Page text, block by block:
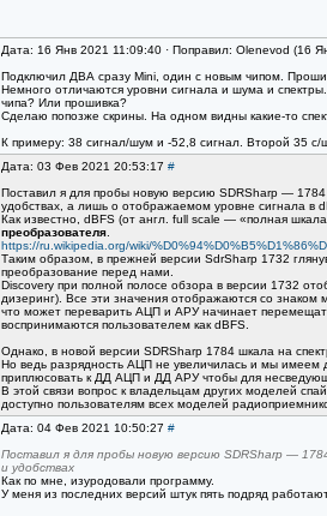
Дата: 16 Янв 2021 11:09:40 · Поправил: Olenevod (16
Подключил ДВА сразу Mini, один с новым чипом.
Немного отличаются уровни сигнала и шума и
чипа? Или прошивка?
Сделаю попозже скрины. На одном видны какие-то
К примеру: 38 сигнал/шум и -52,8 сигнал. Второй 35 с/
Дата: 03 Фев 2021 20:53:17 #
Поставил я для пробы новую версию SDRSharp —
удобствах, а лишь о отображаемом уровне сигнала в
Как известно, dBFS (от англ. full scale — «полная
преобразователя
https://ru.wikipedia.org/wiki/
Таким образом, в прежней версии SdrSharp 1732
преобразование перед нами.
Discovery при полной полосе обзора в версии 1732
дизеринг). Все эти значения отображаются со
что может переварить АЦП и АРУ начинает
воспринимаются пользователем как dBFS.
Однако, в новой версии SDRSharp 1784 шкала на
Но ведь разрядность АЦП не увеличилась и мы
приплюсовать к ДД АЦП и ДД АРУ чтобы для
В этой связи вопрос к владельцам других моделей
доступно пользователям всех моделей
Дата: 04 Фев 2021 10:50:27 #
Поставил я для пробы новую версию SDRSharp —
и удобствах
Как по мне, изуродовали программу.
У меня из последних версий штук пять подряд